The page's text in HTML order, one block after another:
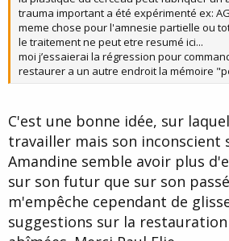
.trauma important a été expérimenté ex:
meme chose pour l'amnesie partielle ou
le traitement ne peut etre resumé ici...
moi j’essaierai la régression pour
restaurer a un autre endroit la mémoire
C'est une bonne idée, sur
travailler mais son inconscient
Amandine semble avoir plus
sur son futur que sur son
m'empêche cependant de
suggestions sur la